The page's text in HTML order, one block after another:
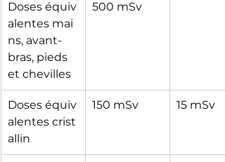
Doses équiv
alentes mai
ns, avant-
bras, pieds
et chevilles
500 mSv
Doses équiv
alentes crist
allin
150 mSv 15 mSv